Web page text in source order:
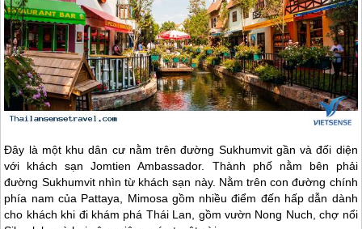
Đây là một khu dân cư nằm trên đường Sukhumvit gần và đối diện
với khách sạn Jomtien Ambassador. Thành phố nằm bên phải
đường Sukhumvit nhìn từ khách sạn này. Nằm trên con đường chính
phía nam của Pattaya, Mimosa gồm nhiều điểm đến hấp dẫn dành
cho khách khi đi khám phá Thái Lan, gồm vườn Nong Nuch, chợ nổi